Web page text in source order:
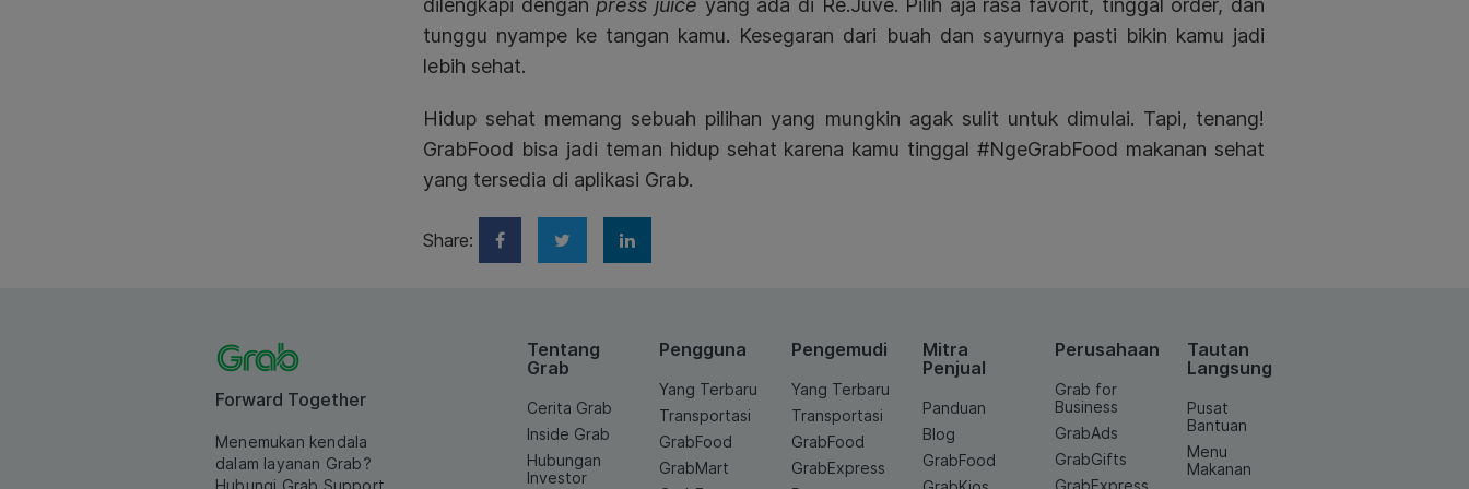
dilengkapi dengan press juice yang ada di Re.Juve. Pilih aja rasa favorit, tinggal order, dan
tunggu nyampe ke tangan kamu. Kesegaran dari buah dan sayurnya pasti bikin kamu jadi
lebih sehat.
Hidup sehat memang sebuah pilihan yang mungkin agak sulit untuk dimulai. Tapi, tenang!
GrabFood bisa jadi teman hidup sehat karena kamu tinggal#NgeGrabFood makanan sehat
yang tersedia di aplikasi Grab.
Share:
Forward Together
Menemukan kendala
dalam layanan Grab?
Hubungi Grab Support
Tentang
Grab
Cerita Grab
Inside Grab
Hubungan
Investor
Pengguna
Yang Terbaru
Transportasi
GrabFood
GrabMart
Pengemudi
Yang Terbaru
Transportasi
GrabFood
GrabExpress
Mitra
Penjual
Panduan
Blog
GrabFood
Perusahaan
Grab for
Business
GrabAds
GrabGifts
GrabExpress
Tautan
Langsung
Pusat
Bantuan
Menu
Makanan